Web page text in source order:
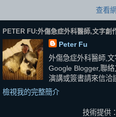
查看
PETER FU:外傷急症外科醫師,文字創
Peter Fu
外傷急症外科醫師,
Google Blogger,聯
演講或簽書請來信洽
檢視我的完整簡介
技術提供：